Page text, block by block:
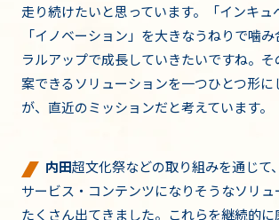
走り続けたいと思っています。「インキュ
「イノベーション」を大きなうねりで噛
ラルアップで成長していきたいですね。
案できるソリューションを一つひとつ形に
が、直近のミッションだと考えています。
内田超文化祭などの取り組みを通じて
サービス・コンテンツになりそうなソリ
たくさん出てきました。これらを継続的